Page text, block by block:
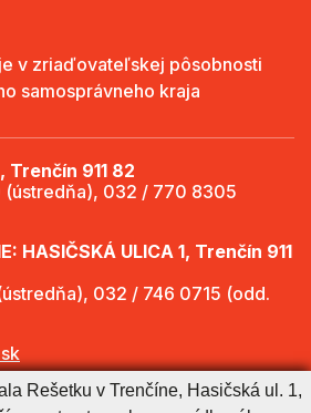
v zriaďovateľskej pôsobnosti
samosprávneho kraja
Trenčín 911 82
032 / 770 8305
HASIČSKÁ ULICA 1, Trenčín 911
032 / 746 0715 (odd.
Rešetku v Trenčíne, Hasičská ul. 1,